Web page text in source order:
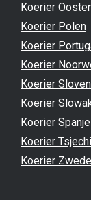
Koerier
Koerier Polen
Koerier
Koerier
Koerier
Koerier
Koerier Spanje
Koerier
Koerier